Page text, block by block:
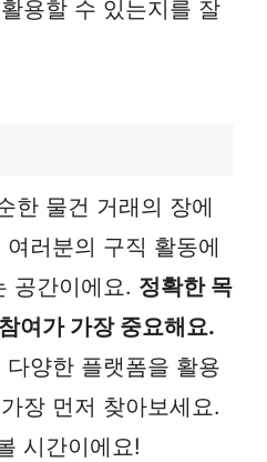
용할 수 있는지를 잘
한 물건 거래의 장에
러분의 구직 활동에
공간이에요. 정확한 목
여가 가장 중요해요.
양한 플랫폼을 활용
장 먼저 찾아보세요.
시간이에요!